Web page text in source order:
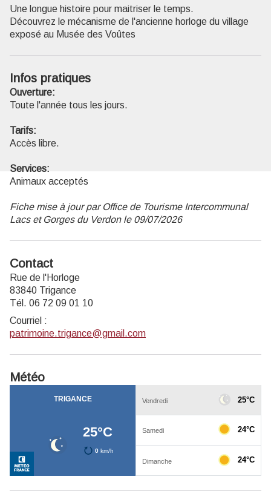
Une longue histoire pour maitriser le temps.
Découvrez le mécanisme de l'ancienne horloge du village
exposé au Musée des Voûtes
Infos pratiques
Ouverture:
Toute l'année tous les jours.
Tarifs:
Accès libre.
Services:
Animaux acceptés
Fiche mise à jour par Office de Tourisme Intercommunal
Lacs et Gorges du Verdon le 09/07/2026
Contact
Rue de l'Horloge
83840 Trigance
Tél. 06 72 09 01 10
Courriel :
patrimoine.trigance@gmail.com
Météo